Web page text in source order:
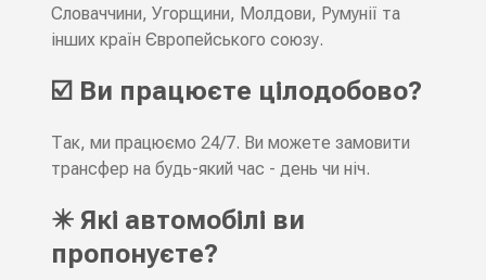
Словаччини, Угорщини, Молдови, Румунії та
інших країн Європейського союзу.
☑️ Ви працюєте цілодобово?
Так, ми працюємо 24/7. Ви можете замовити
трансфер на будь-який час - день чи ніч.
✴️ Які автомобілі ви
пропонуєте?